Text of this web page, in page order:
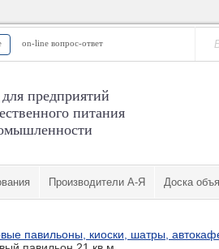
on-line вопрос-ответ
предприятий
питания
Производители А-Я Доска
павильоны, киоски, шатры,